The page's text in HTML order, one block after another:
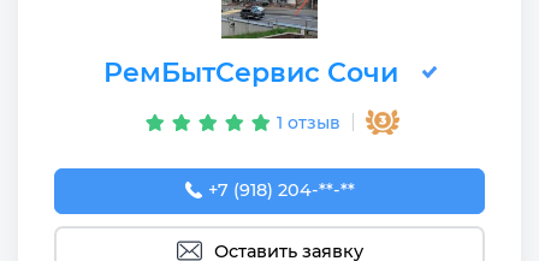
РемБытСервис Сочи
1 отзыв
+7 (918) 204-77-91
+7 (918) 204-**-**
Оставить заявку